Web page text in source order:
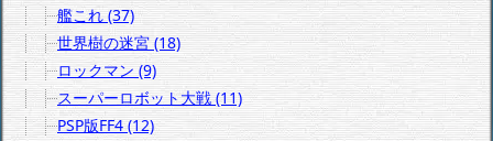
艦これ (37)
世界樹の迷宮 (18)
ロックマン (9)
スーパーロボット大戦 (11)
PSP版FF4 (12)